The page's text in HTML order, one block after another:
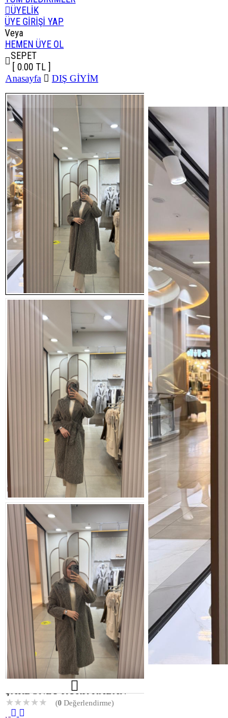
ÜYELİK
ÜYE GİRİŞİ YAP
Veya
HEMEN ÜYE OL
SEPET
[ 0.00 TL ]
Anasayfa DIŞ GİYİM
ŞARDONLU KÜRK KABAN
★★★★★ (0 Değerlendirme)